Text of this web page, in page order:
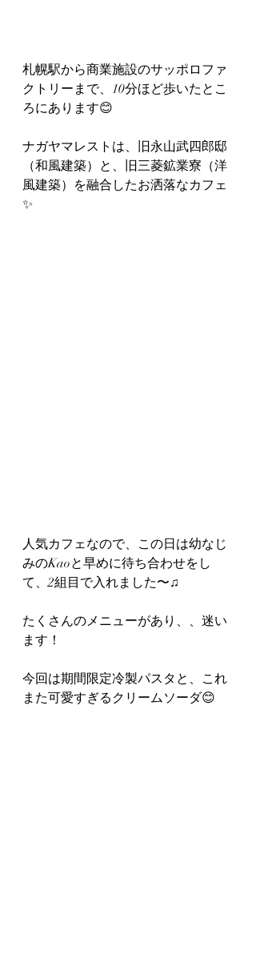
札幌駅から商業施設のサッポロファ
クトリーまで、10分ほど歩いたとこ
ろにあります😊
ナガヤマレストは、旧永山武四郎邸
（和風建築）と、旧三菱鉱業寮（洋
風建築）を融合したお洒落なカフェ
✨
人気カフェなので、この日は幼なじ
みのKaoと早めに待ち合わせをし
て、2組目で入れました〜♫
たくさんのメニューがあり、、迷い
ます！
今回は期間限定冷製パスタと、これ
また可愛すぎるクリームソーダ😊